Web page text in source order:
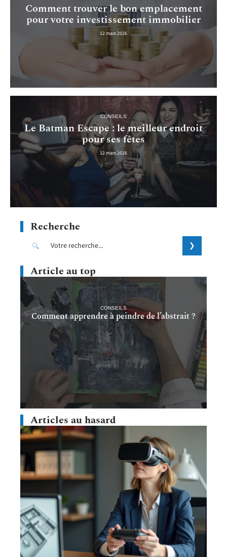
Comment trouver le bon emplacement
pour votre investissement immobilier
12 mars 2026
CONSEILS
Le Batman Escape : le meilleur endroit
pour ses fêtes
12 mars 2026
Recherche
Article au top
CONSEILS
Comment apprendre à peindre de l’abstrait ?
Articles au hasard